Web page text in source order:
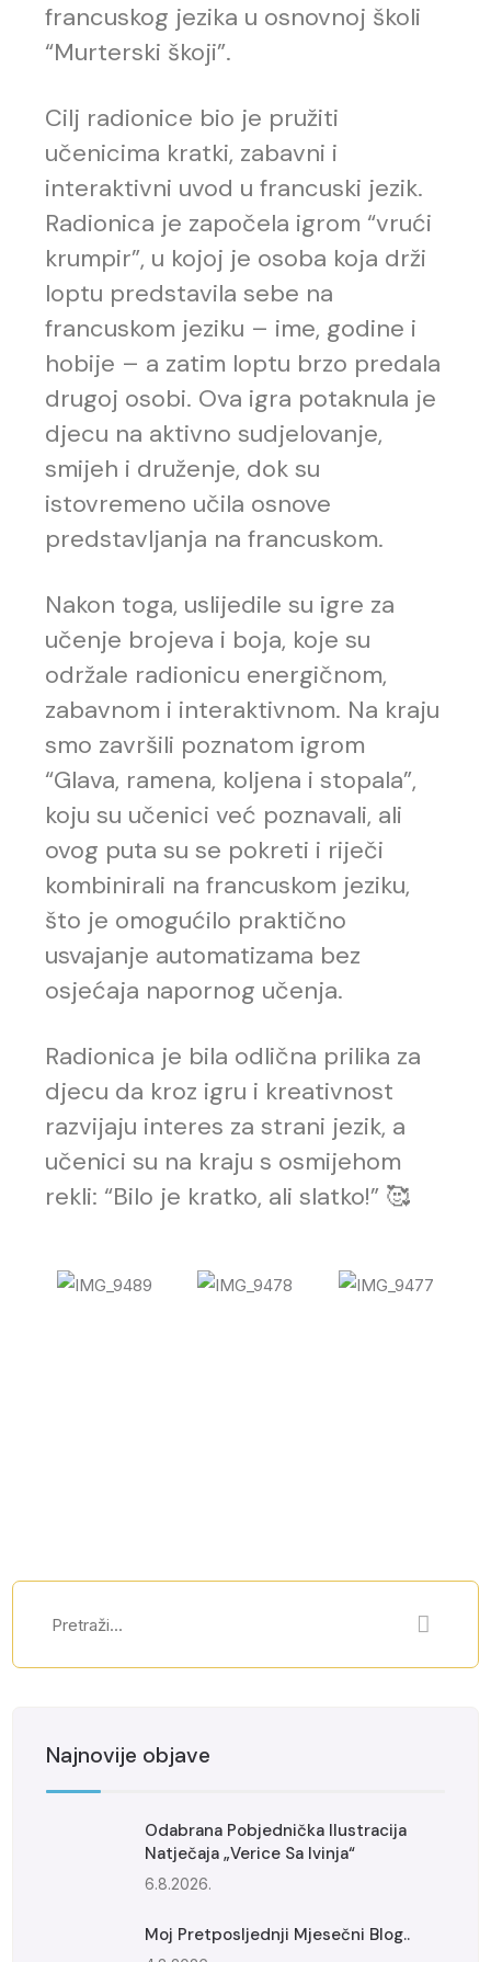
francuskog jezika u osnovnoj školi
“Murterski škoji”.
Cilj radionice bio je pružiti
učenicima kratki, zabavni i
interaktivni uvod u francuski jezik.
Radionica je započela igrom “vrući
krumpir”, u kojoj je osoba koja drži
loptu predstavila sebe na
francuskom jeziku – ime, godine i
hobije – a zatim loptu brzo predala
drugoj osobi. Ova igra potaknula je
djecu na aktivno sudjelovanje,
smijeh i druženje, dok su
istovremeno učila osnove
predstavljanja na francuskom.
Nakon toga, uslijedile su igre za
učenje brojeva i boja, koje su
održale radionicu energičnom,
zabavnom i interaktivnom. Na kraju
smo završili poznatom igrom
“Glava, ramena, koljena i stopala”,
koju su učenici već poznavali, ali
ovog puta su se pokreti i riječi
kombinirali na francuskom jeziku,
što je omogućilo praktično
usvajanje automatizama bez
osjećaja napornog učenja.
Radionica je bila odlična prilika za
djecu da kroz igru i kreativnost
razvijaju interes za strani jezik, a
učenici su na kraju s osmijehom
rekli: “Bilo je kratko, ali slatko!” 🥰
Najnovije objave
Odabrana Pobjednička Ilustracija
Natječaja „Verice Sa Ivinja“
6.8.2026.
Moj Pretposljednji Mjesečni Blog..